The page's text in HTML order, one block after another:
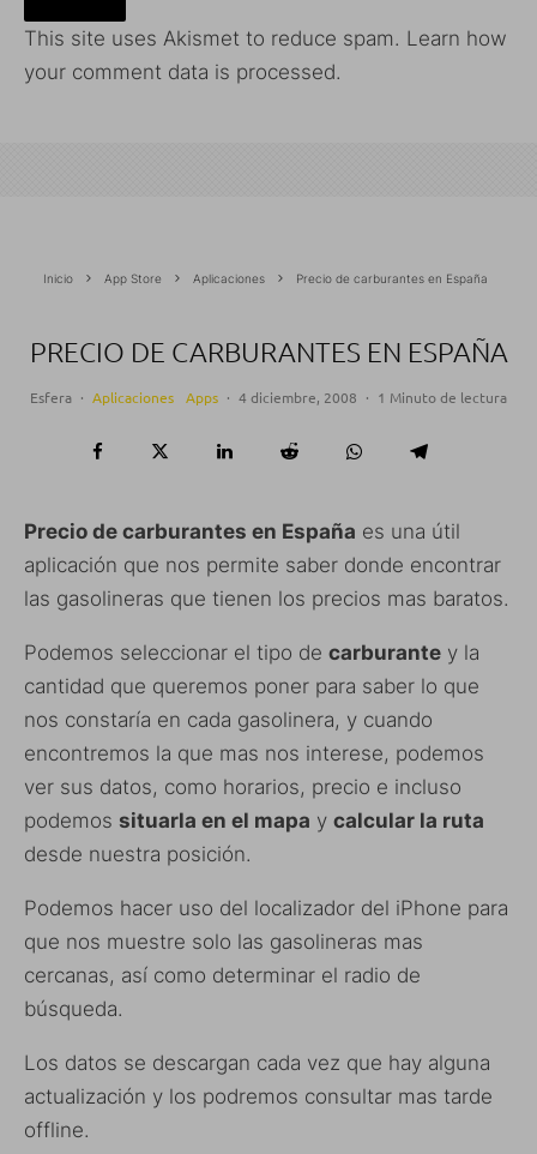
This site uses Akismet to reduce spam. Learn how
your comment data is processed.
Inicio App Store Aplicaciones Precio de carburantes en España
PRECIO DE CARBURANTES EN ESPAÑA
Esfera · Aplicaciones Apps · 4 diciembre, 2008 · 1 Minuto de lectura
Precio de carburantes en España es una útil
aplicación que nos permite saber donde encontrar
las gasolineras que tienen los precios mas baratos.
Podemos seleccionar el tipo de carburante y la
cantidad que queremos poner para saber lo que
nos constaría en cada gasolinera, y cuando
encontremos la que mas nos interese, podemos
ver sus datos, como horarios, precio e incluso
podemos situarla en el mapa y calcular la ruta
desde nuestra posición.
Podemos hacer uso del localizador del iPhone para
que nos muestre solo las gasolineras mas
cercanas, así como determinar el radio de
búsqueda.
Los datos se descargan cada vez que hay alguna
actualización y los podremos consultar mas tarde
offline.